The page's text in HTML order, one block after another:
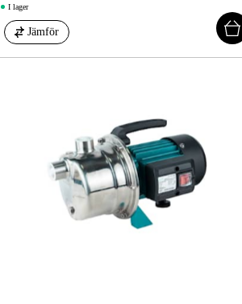
I lager
Jämför